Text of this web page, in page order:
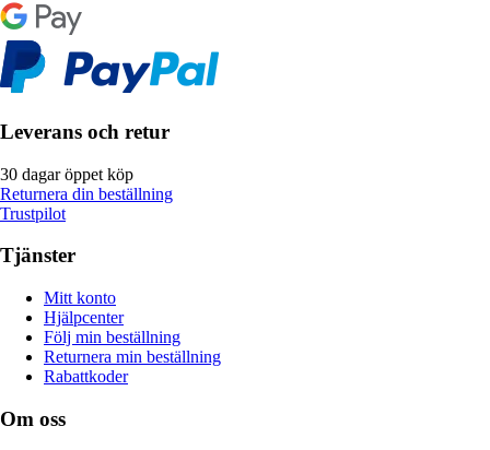
Leverans och retur
30 dagar öppet köp
Returnera din beställning
Trustpilot
Tjänster
Mitt konto
Hjälpcenter
Följ min beställning
Returnera min beställning
Rabattkoder
Om oss